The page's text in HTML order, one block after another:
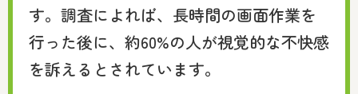
す。調査によれば、長時間の画面作業を
行った後に、約60%の人が視覚的な不快感
を訴えるとされています。